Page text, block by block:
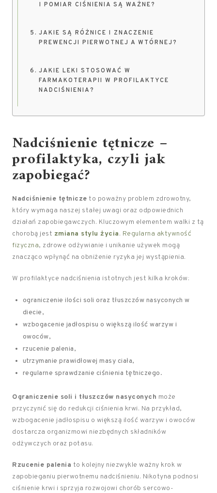
I POMIAR CIŚNIENIA SĄ WAŻNE?
JAKIE SĄ RÓŻNICE I ZNACZENIE
PREWENCJI PIERWOTNEJ A WTÓRNEJ?
JAKIE LEKI STOSOWAĆ W
FARMAKOTERAPII W PROFILAKTYCE
NADCIŚNIENIA?
Nadciśnienie tętnicze –
profilaktyka, czyli jak
zapobiegać?
Nadciśnienie tętnicze to poważny problem zdrowotny,
który wymaga naszej stałej uwagi oraz odpowiednich
działań zapobiegawczych. Kluczowym elementem walki z tą
chorobą jest zmiana stylu życia. Regularna aktywność
fizyczna, zdrowe odżywianie i unikanie używek mogą
znacząco wpłynąć na obniżenie ryzyka jej wystąpienia.
W profilaktyce nadciśnienia istotnych jest kilka kroków:
ograniczenie ilości soli oraz tłuszczów nasyconych w
diecie,
wzbogacenie jadłospisu o większą ilość warzyw i
owoców,
rzucenie palenia,
utrzymanie prawidłowej masy ciała,
regularne sprawdzanie ciśnienia tętniczego.
Ograniczenie soli i tłuszczów nasyconych może
przyczynić się do redukcji ciśnienia krwi. Na przykład,
wzbogacenie jadłospisu o większą ilość warzyw i owoców
dostarcza organizmowi niezbędnych składników
odżywczych oraz potasu.
Rzucenie palenia to kolejny niezwykle ważny krok w
zapobieganiu pierwotnemu nadciśnieniu. Nikotyna podnosi
ciśnienie krwi i sprzyja rozwojowi chorób sercowo-